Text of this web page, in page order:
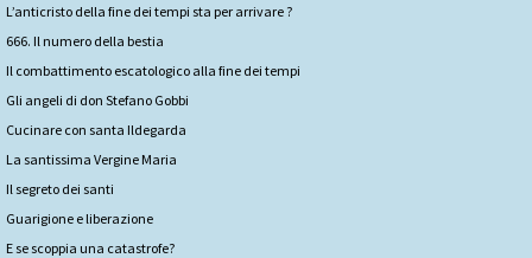
L’anticristo della fine dei tempi sta per arrivare ?
666. Il numero della bestia
Il combattimento escatologico alla fine dei tempi
Gli angeli di don Stefano Gobbi
Cucinare con santa Ildegarda
La santissima Vergine Maria
Il segreto dei santi
Guarigione e liberazione
E se scoppia una catastrofe?